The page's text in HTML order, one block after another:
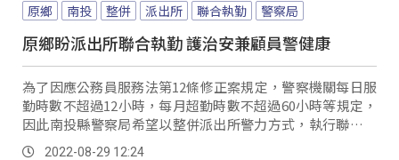
原鄉 南投 整併 派出所 聯合執勤 警察局
原鄉盼派出所聯合執勤 護治安兼顧員警健康
為了因應公務員服務法第12條修正案規定，警察機關每日服
勤時數不超過12小時，每月超勤時數不超過60小時等規定，
因此南投縣警察局希望以整併派出所警力方式，執行聯合執
勤，但也有族人疑慮，位於部落的派出所是...。
2022-08-29 12:24